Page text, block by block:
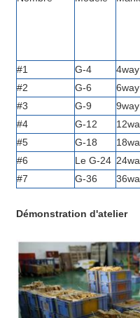
#1 G-4 4way
#2
G-6 6way
#3
G-9 9way
#4
G-12
#5
G-18
#6
Le G-24
#7
G-36
Démonstration d'atelier